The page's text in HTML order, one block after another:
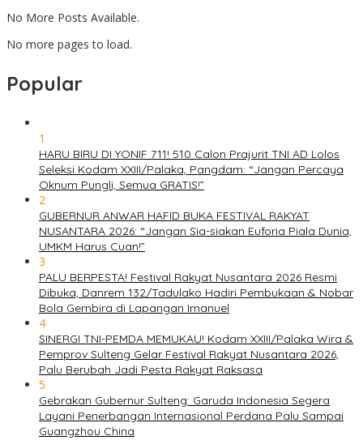
No More Posts Available.
No more pages to load.
Popular
1
HARU BIRU DI YONIF 711! 510 Calon Prajurit TNI AD Lolos
Seleksi Kodam XXIII/Palaka, Pangdam: “Jangan Percaya
Oknum Pungli, Semua GRATIS!”
2
GUBERNUR ANWAR HAFID BUKA FESTIVAL RAKYAT
NUSANTARA 2026: “Jangan Sia-siakan Euforia Piala Dunia,
UMKM Harus Cuan!”
3
PALU BERPESTA! Festival Rakyat Nusantara 2026 Resmi
Dibuka, Danrem 132/Tadulako Hadiri Pembukaan & Nobar
Bola Gembira di Lapangan Imanuel
4
SINERGI TNI-PEMDA MEMUKAU! Kodam XXIII/Palaka Wira &
Pemprov Sulteng Gelar Festival Rakyat Nusantara 2026,
Palu Berubah Jadi Pesta Rakyat Raksasa
5
Gebrakan Gubernur Sulteng: Garuda Indonesia Segera
Layani Penerbangan Internasional Perdana Palu Sampai
Guangzhou China